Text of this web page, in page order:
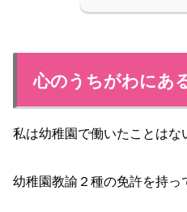
心のうちがわにあ
私は幼稚園で働いたことはな
幼稚園教諭２種の免許を持っ